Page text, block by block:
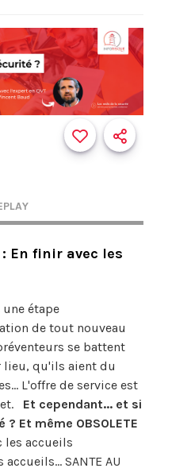
En finir avec les
étape
de tout nouveau
se battent
qu'ils aient du
L'offre de service est
Et cependant... et si
Et même OBSOLETE
les accueils
SANTE AU